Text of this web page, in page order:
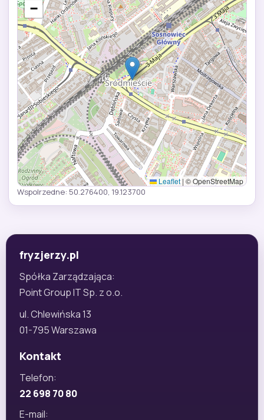
−
Leaflet | © OpenStreetMap
Wspolrzedne: 50.276400, 19.123700
fryzjerzy.pl
Spółka Zarządzająca:
Point Group IT Sp. z o.o.
ul. Chlewińska 13
01-795 Warszawa
Kontakt
Telefon:
22 698 70 80
E-mail: